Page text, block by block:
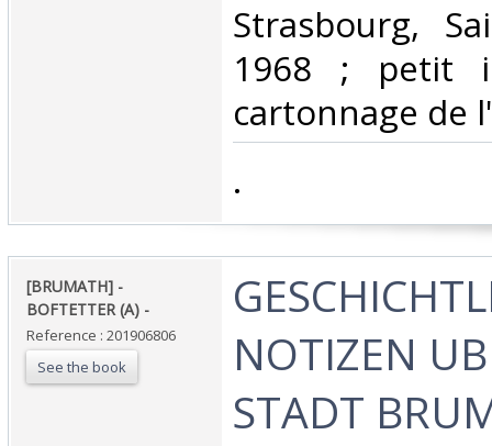
‎Strasbourg,
1968 ; petit
cartonnage de
‎.‎
‎[BRUMATH] -
BOFTETTER (A) - ‎
Reference : 201906806
See the book
NOTIZEN
STADT